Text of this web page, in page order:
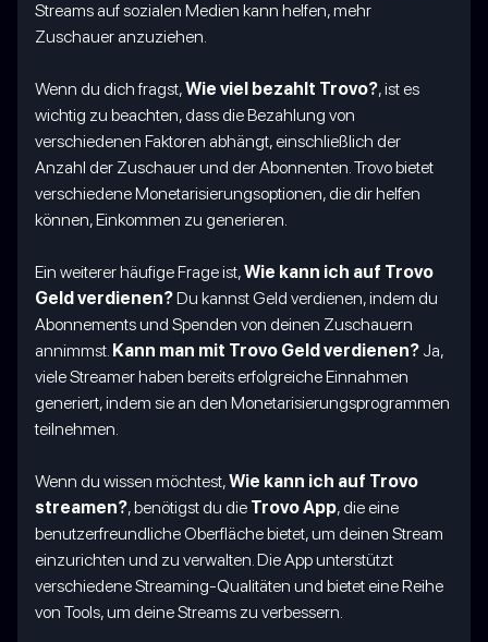
Streams auf sozialen Medien kann helfen, mehr
Zuschauer anzuziehen.
Wenn du dich fragst,Wie viel bezahlt Trovo?, ist es
wichtig zu beachten, dass die Bezahlung von
verschiedenen Faktoren abhängt, einschließlich der
Anzahl der Zuschauer und der Abonnenten. Trovo bietet
verschiedene Monetarisierungsoptionen, die dir helfen
können, Einkommen zu generieren.
Ein weiterer häufige Frage ist,Wie kann ich auf Trovo
Geld verdienen?Du kannst Geld verdienen, indem du
Abonnements und Spenden von deinen Zuschauern
annimmst. Kann man mit Trovo Geld verdienen? Ja,
viele Streamer haben bereits erfolgreiche Einnahmen
generiert, indem sie an den Monetarisierungsprogrammen
teilnehmen.
Wenn du wissen möchtest,Wie kann ich auf Trovo
streamen?, benötigst du die Trovo App, die eine
benutzerfreundliche Oberfläche bietet, um deinen Stream
einzurichten und zu verwalten. Die App unterstützt
verschiedene Streaming-Qualitäten und bietet eine Reihe
von Tools, um deine Streams zu verbessern.